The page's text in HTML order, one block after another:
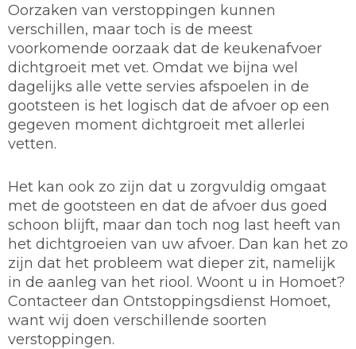
Oorzaken van verstoppingen kunnen
verschillen, maar toch is de meest
voorkomende oorzaak dat de keukenafvoer
dichtgroeit met vet. Omdat we bijna wel
dagelijks alle vette servies afspoelen in de
gootsteen is het logisch dat de afvoer op een
gegeven moment dichtgroeit met allerlei
vetten.
Het kan ook zo zijn dat u zorgvuldig omgaat
met de gootsteen en dat de afvoer dus goed
schoon blijft, maar dan toch nog last heeft van
het dichtgroeien van uw afvoer. Dan kan het zo
zijn dat het probleem wat dieper zit, namelijk
in de aanleg van het riool. Woont u in Homoet?
Contacteer dan Ontstoppingsdienst Homoet,
want wij doen verschillende soorten
verstoppingen.